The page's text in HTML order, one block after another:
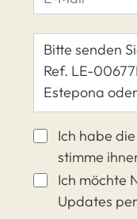
Ich habe
stimme
Ich möchte
Updates